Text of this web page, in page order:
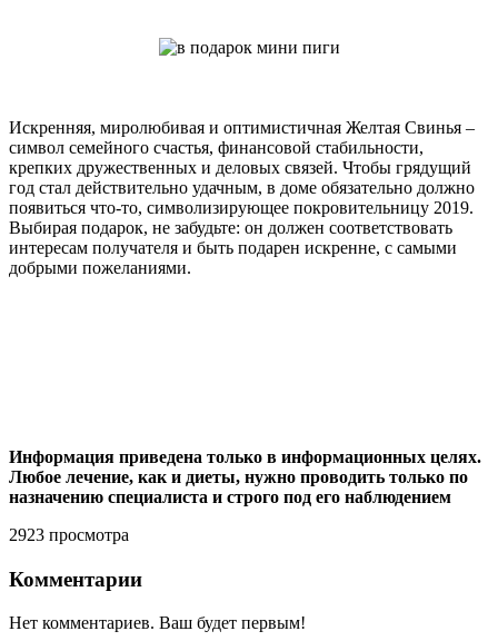
Искренняя, миролюбивая и оптимистичная Желтая Свинья –
символ семейного счастья, финансовой стабильности,
крепких дружественных и деловых связей. Чтобы грядущий
год стал действительно удачным, в доме обязательно должно
появиться что-то, символизирующее покровительницу 2019.
Выбирая подарок, не забудьте: он должен соответствовать
интересам получателя и быть подарен искренне, с самыми
добрыми пожеланиями.
Информация приведена только в информационных целях.
Любое лечение, как и диеты, нужно проводить только по
назначению специалиста и строго под его наблюдением
2923 просмотра
Комментарии
Нет комментариев. Ваш будет первым!